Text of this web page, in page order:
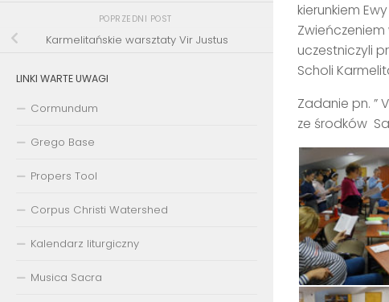
kierunkiem
uczestniczyli
Scholi
Zadanie pn. ”
ze środków
POPRZEDNI POST
Karmelitańskie warsztaty Vir Justus
LINKI WARTE UWAGI
Cormundum
Grego Base
Propers Tool
Corpus Christi Watershed
Kalendarz liturgiczny
Musica Sacra